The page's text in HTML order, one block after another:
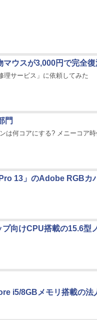
ウスが3,000円で完全復
理サービス」に依頼してみた
門
何コアにする? メニーコア時
13」のAdobe RGBカ
向けCPU搭載の15.6型
i5/8GBメモリ搭載の法